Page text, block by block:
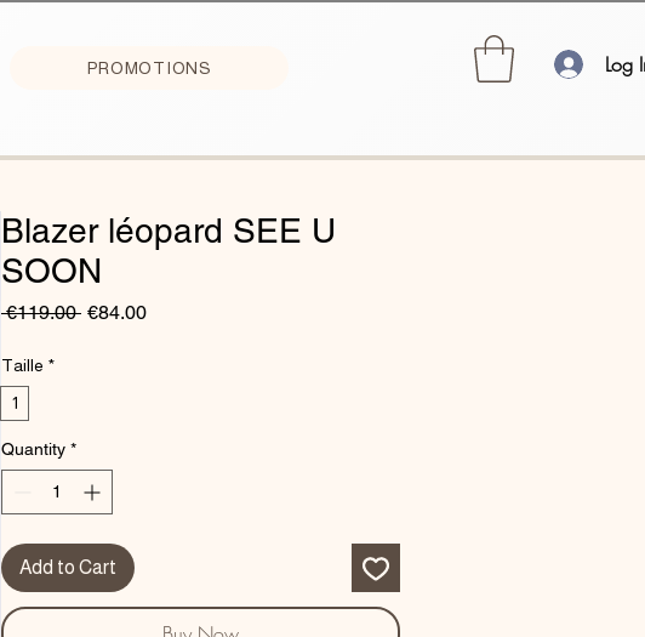
PROMOTIONS Log
Blazer léopard SEE U
SOON
€119.00 Regular
€84.00Sale
Taille *
1
Quantity *
Add to Cart